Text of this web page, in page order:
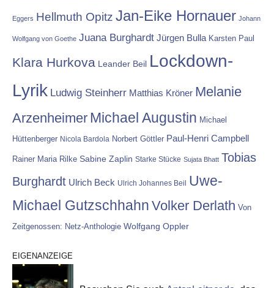
Eggers Hellmuth Opitz Jan-Eike Hornauer Johann
Wolfgang von Goethe Juana Burghardt Jürgen Bulla Karsten Paul
Klara Hurkova Leander Beil Lockdown-
Lyrik Ludwig Steinherr Matthias Kröner Melanie
Arzenheimer Michael Augustin Michael
Hüttenberger Nicola Bardola Norbert Göttler Paul-Henri Campbell
Rainer Maria Rilke Sabine Zaplin Starke Stücke Sujata Bhatt Tobias
Burghardt Ulrich Beck Ulrich Johannes Beil
Uwe-
Michael Gutzschhahn Volker Derlath Von
Zeitgenossen: Netz-Anthologie Wolfgang Oppler
EIGENANZEIGE